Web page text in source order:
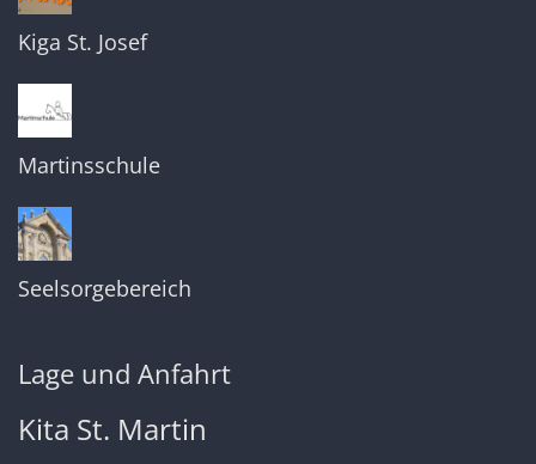
Kiga St. Josef
Martinsschule
Seelsorgebereich
Lage und Anfahrt
Kita St. Martin